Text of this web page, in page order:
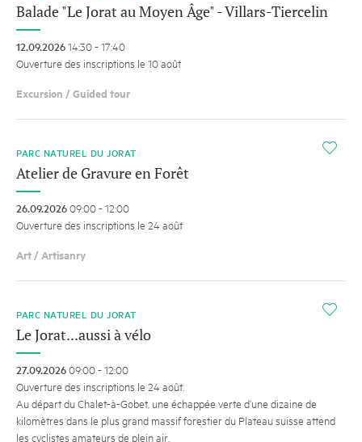
Balade "Le Jorat au Moyen Âge" - Villars-Tiercelin
12.09.202614:30 - 17:40
Ouverture des inscriptions le 10 août
Excursion / Guided tour
i
PARC NATUREL DU JORAT
Atelier de Gravure en Forêt
26.09.202609:00 - 12:00
Ouverture des inscriptions le 24 août
Art / Artisanry
i
PARC NATUREL DU JORAT
Le Jorat...aussi à vélo
27.09.202609:00 - 12:00
Ouverture des inscriptions le 24 août.
Au départ du Chalet-à-Gobet, une échappée verte d’une dizaine de
kilomètres dans le plus grand massif forestier du Plateau suisse attend
les cyclistes amateurs de plein air.